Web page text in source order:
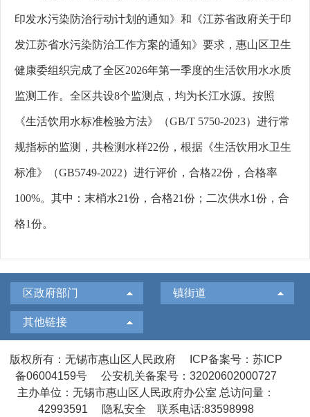
印发水污染防治行动计划的通知》和《江苏省政府关于印
发江苏省水污染防治工作方案的通知》要求，惠山区卫生
健康委组织完成了全区2026年第一季度的生活饮用水水质
监测工作。全区共设8个监测点，均为长江水源。按照
《生活饮用水标准检验方法》（GB/T 5750-2023）进行常
规指标的监测，共检测水样22份，根据《生活饮用水卫生
标准》（GB5749-2022）进行评价，合格22份，合格率
100%。其中：末梢水21份，合格21份；二次供水1份，合
格1份。
区政府部门 镇街道
其他链接
版权所有：无锡市惠山区人民政府
ICP备案号：苏ICP
备06004159号
公安机关备案号：32020602000727
主办单位：无锡市惠山区人民政府办公室 总访问量：
42993591
隐私安全 联系电话:83598998